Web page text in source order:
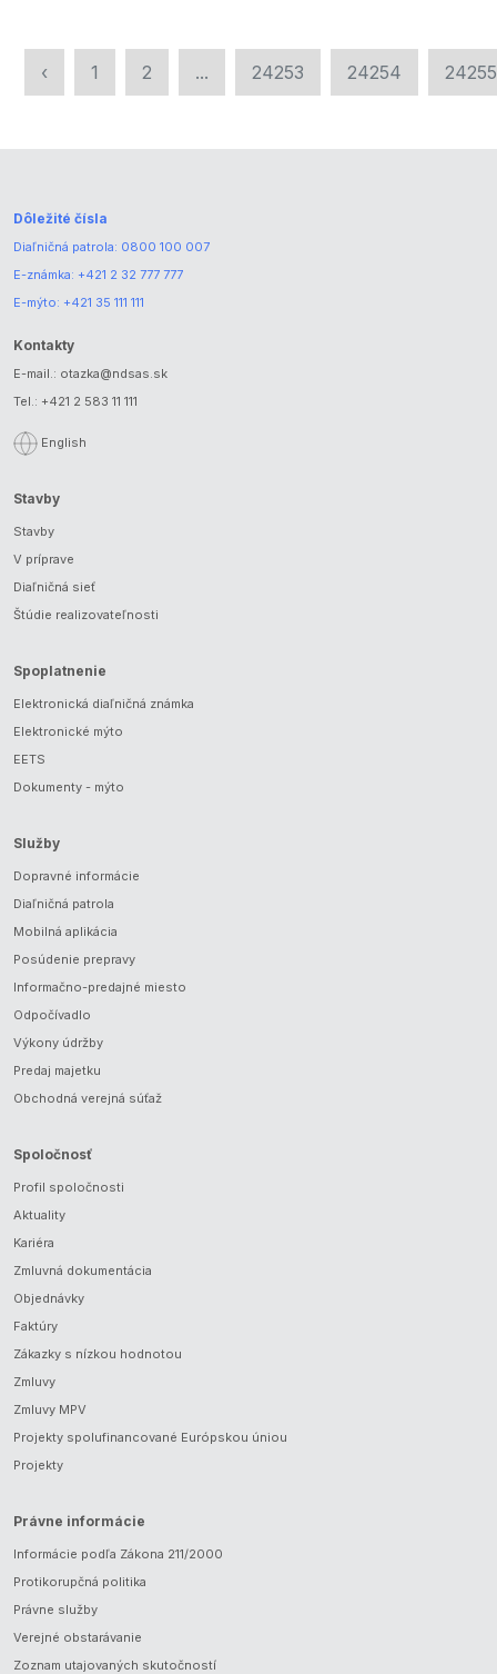
‹ 1 2 ... 24253 24254 24255
Dôležité čísla
Diaľničná patrola: 0800 100 007
E-známka: +421 2 32 777 777
E-mýto: +421 35 111 111
Kontakty
E-mail.: otazka@ndsas.sk
Tel.: +421 2 583 11 111
English
Stavby
Stavby
V príprave
Diaľničná sieť
Štúdie realizovateľnosti
Spoplatnenie
Elektronická diaľničná známka
Elektronické mýto
EETS
Dokumenty - mýto
Služby
Dopravné informácie
Diaľničná patrola
Mobilná aplikácia
Posúdenie prepravy
Informačno-predajné miesto
Odpočívadlo
Výkony údržby
Predaj majetku
Obchodná verejná súťaž
Spoločnosť
Profil spoločnosti
Aktuality
Kariéra
Zmluvná dokumentácia
Objednávky
Faktúry
Zákazky s nízkou hodnotou
Zmluvy
Zmluvy MPV
Projekty spolufinancované Európskou úniou
Projekty
Právne informácie
Informácie podľa Zákona 211/2000
Protikorupčná politika
Právne služby
Verejné obstarávanie
Zoznam utajovaných skutočností